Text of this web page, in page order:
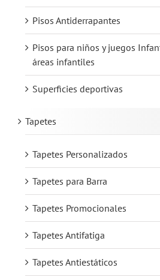
Pisos Antiderrapantes
Pisos para niños y juegos
áreas infantiles
Superficies deportivas
Tapetes
Tapetes Personalizados
Tapetes para Barra
Tapetes Promocionales
Tapetes Antifatiga
Tapetes Antiestáticos